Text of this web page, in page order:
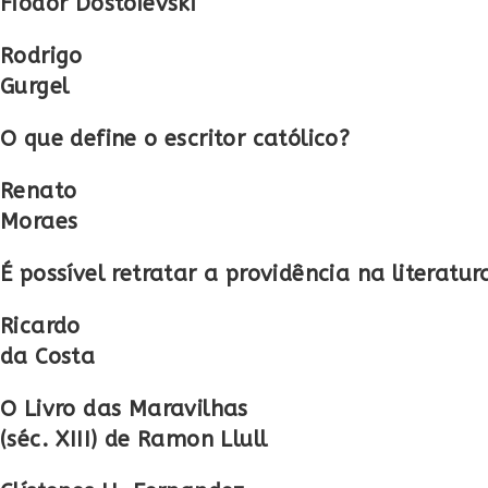
Rodrigo
Gurgel
O que define o escritor católico?
Renato
Moraes
É possível retratar a providência na
Ricardo
da Costa
O Livro das Maravilhas
(séc. XIII) de Ramon Llull